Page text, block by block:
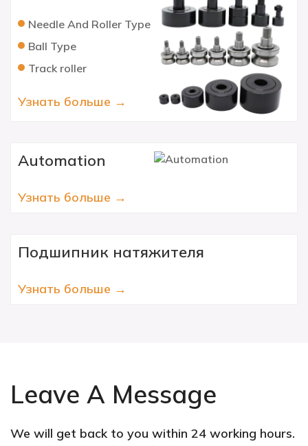
Needle And Roller Type
Ball Type
Track roller
Узнать больше →
Automation
Узнать больше →
Подшипник натяжителя
Узнать больше →
Leave A Message
We will get back to you within 24 working hours.